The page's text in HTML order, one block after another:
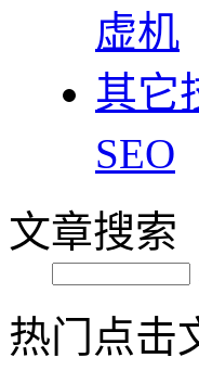
虚机
其它
SEO
文章搜索
热门点击